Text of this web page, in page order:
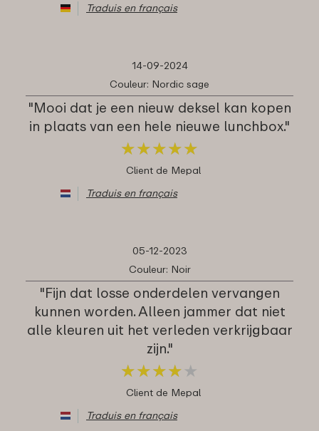
Traduis en français
14-09-2024
Couleur: Nordic sage
"Mooi dat je een nieuw deksel kan kopen
in plaats van een hele nieuwe lunchbox."
★★★★★
★★★★★
Client de Mepal
Traduis en français
05-12-2023
Couleur: Noir
"Fijn dat losse onderdelen vervangen
kunnen worden. Alleen jammer dat niet
alle kleuren uit het verleden verkrijgbaar
zijn."
★★★★ ★
★★★★ ★
Client de Mepal
Traduis en français